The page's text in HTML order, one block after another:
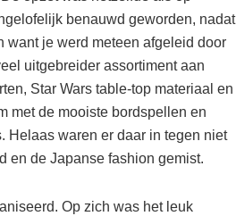
benauwd geworden, nadat
want je werd meteen afgeleid door
uitgebreider assortiment aan
Star Wars table-top materiaal en
met de mooiste bordspellen en
Helaas waren er daar in tegen niet
en de Japanse fashion gemist.
Op zich was het leuk